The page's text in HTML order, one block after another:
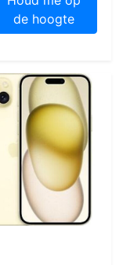
de hoogte